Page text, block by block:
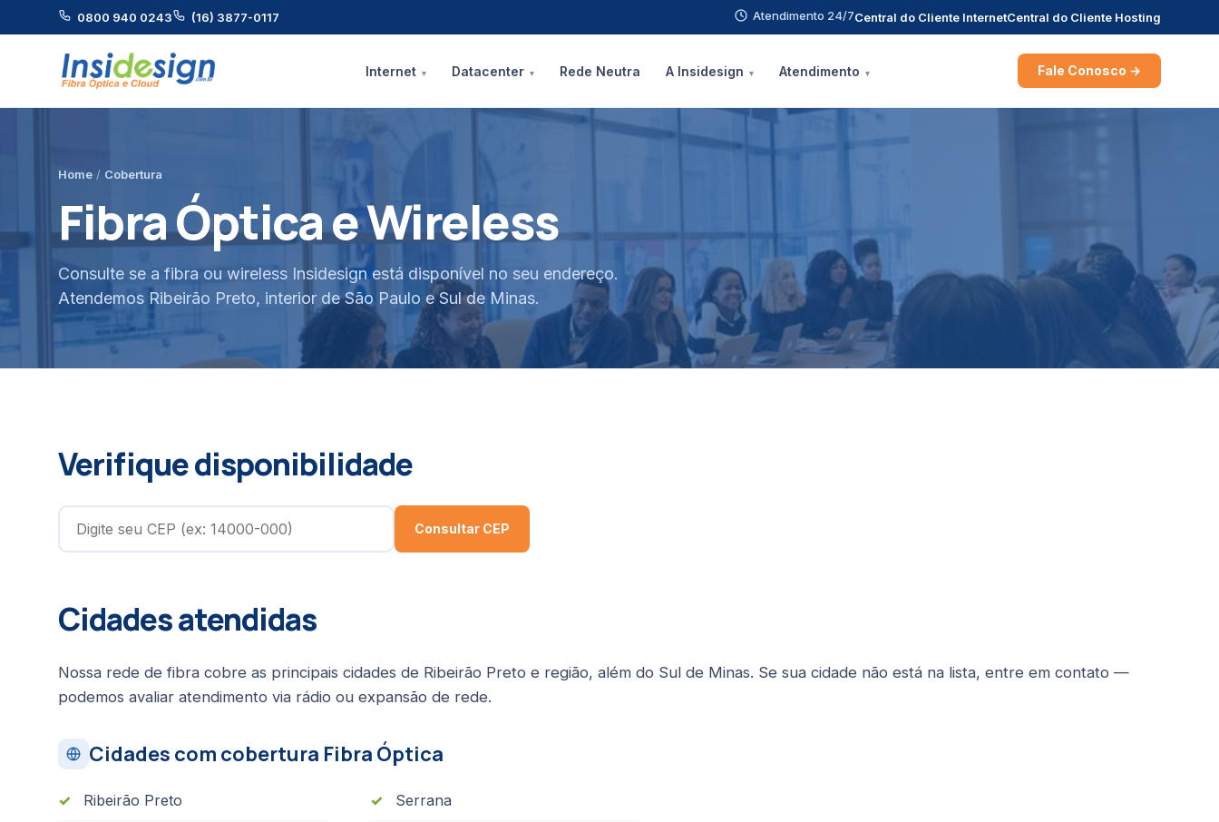
0800 940 0243 (16) 3877-0117 Atendimento 24/7Central do Cliente InternetCentral do Cliente Hosting
Internet Datacenter Rede Neutra A Insidesign Atendimento Fale Conosco →
Home / Cobertura
Fibra Óptica e Wireless
Consulte se a fibra ou wireless Insidesign está disponível no seu endereço.
Atendemos Ribeirão Preto, interior de São Paulo e Sul de Minas.
Verifique disponibilidade
Consultar CEP
Cidades atendidas
Nossa rede de fibra cobre as principais cidades de Ribeirão Preto e região, além do Sul de Minas. Se sua cidade não está na lista, entre em contato —
podemos avaliar atendimento via rádio ou expansão de rede.
Cidades com cobertura Fibra Óptica
Ribeirão Preto Serrana